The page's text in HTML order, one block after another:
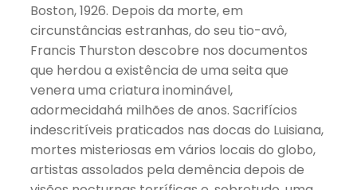
Boston, 1926. Depois da morte, em
circunstâncias estranhas, do seu tio-avô,
Francis Thurston descobre nos documentos
que herdou a existência de uma seita que
venera uma criatura inominável,
adormecidahá milhões de anos. Sacrifícios
indescritíveis praticados nas docas do Luisiana,
mortes misteriosas em vários locais do globo,
artistas assolados pela demência depois de